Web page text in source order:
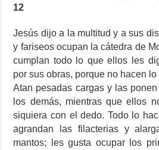
12
Jesús dijo a la multitud y a sus
y fariseos ocupan la cátedra de
cumplan todo lo que ellos les
por sus obras, porque no hacen
Atan pesadas cargas y las
los demás, mientras que ellos
siquiera con el dedo. Todo lo
agrandan las filacterias y
mantos; les gusta ocupar los